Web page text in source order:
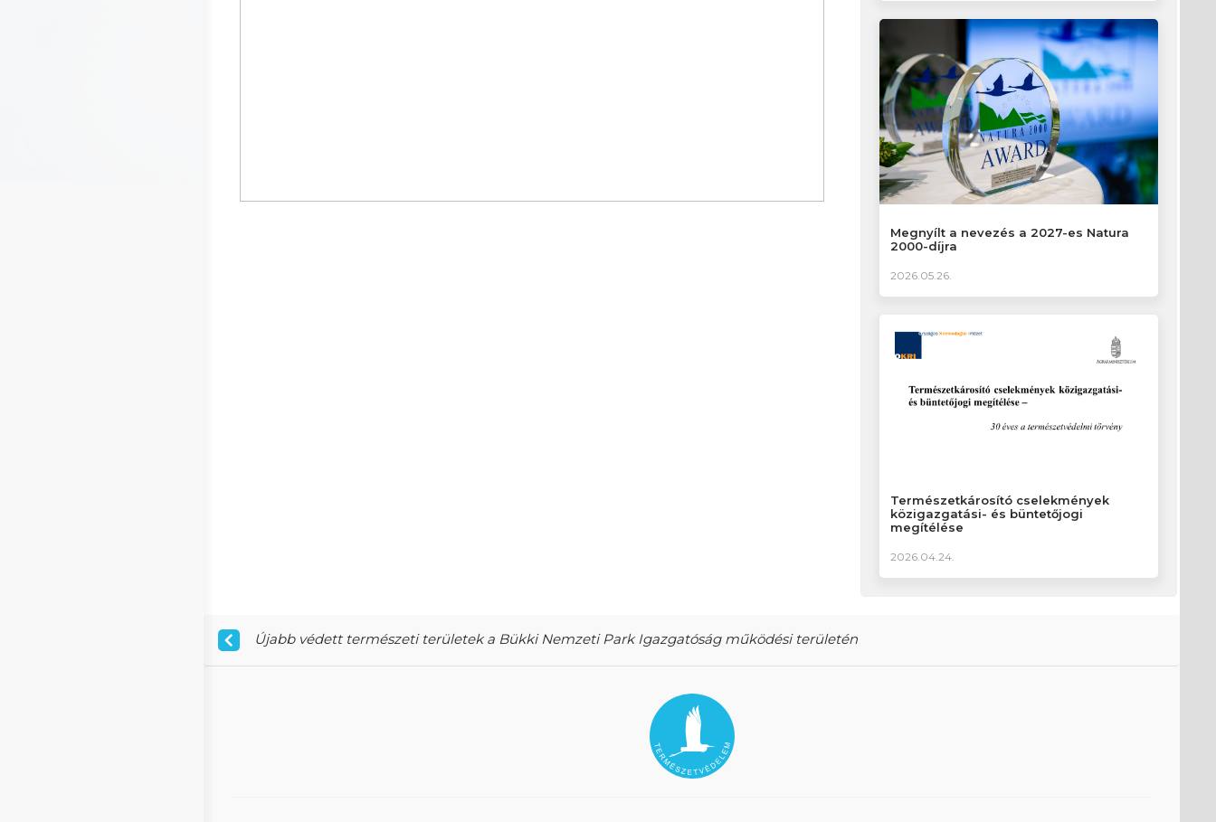
Megnyílt a nevezés a 2027-es Natura
2000-díjra
2026.05.26.
Természetkárosító cselekmények
közigazgatási- és büntetőjogi
megítélése
2026.04.24.
Újabb védett természeti területek a Bükki Nemzeti Park Igazgatóság működési területén